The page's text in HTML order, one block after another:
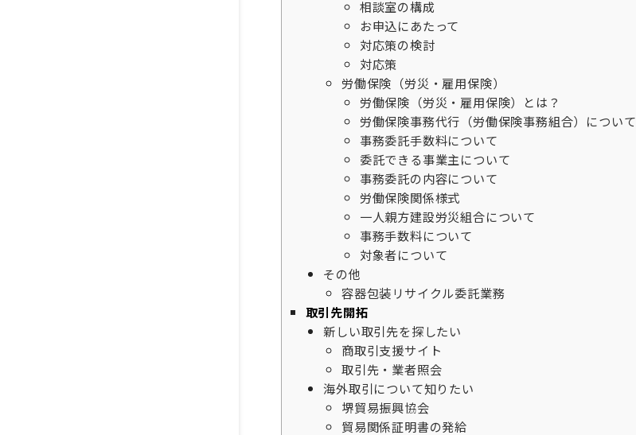
相談室の構成
お申込にあたって
対応策の検討
対応策
労働保険（労災・雇用保険）
労働保険（労災・雇用保険）とは？
労働保険事務代行（労働保険事務組合）について
事務委託手数料について
委託できる事業主について
事務委託の内容について
労働保険関係様式
一人親方建設労災組合について
事務手数料について
対象者について
その他
容器包装リサイクル委託業務
取引先開拓
新しい取引先を探したい
商取引支援サイト
取引先・業者照会
海外取引について知りたい
堺貿易振興協会
貿易関係証明書の発給